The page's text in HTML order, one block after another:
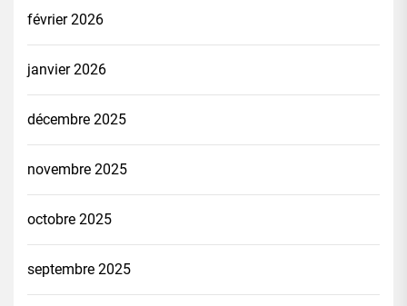
février 2026
janvier 2026
décembre 2025
novembre 2025
octobre 2025
septembre 2025